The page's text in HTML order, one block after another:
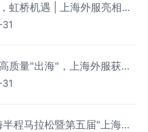
虹桥机遇 | 上海外服亮相首
与综合服务展洽会
质量"出海"，上海外服获颁
态共建伙伴"
程马拉松暨第五届"上海外